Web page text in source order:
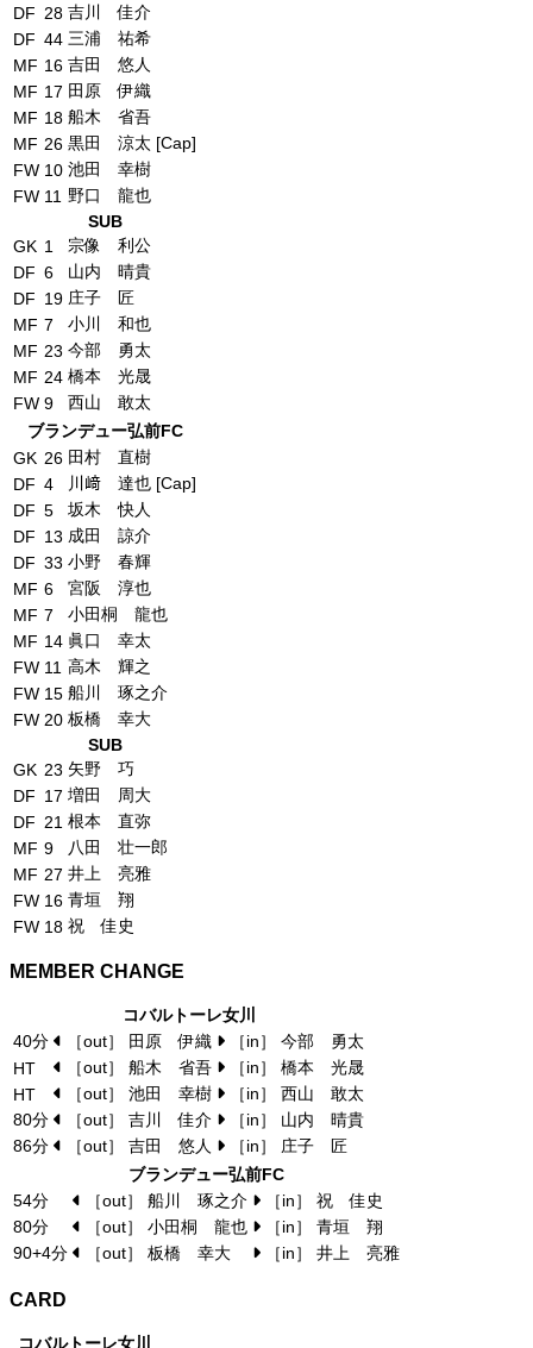
DF 28 吉川 佳介
DF 44 三浦 祐希
MF 16 吉田 悠人
MF 17 田原 伊織
MF 18 船木 省吾
MF 26 黒田 涼太 [Cap]
FW 10 池田 幸樹
FW 11 野口 龍也
SUB
GK 1
宗像 利公
DF 6
山内 晴貴
DF 19 庄子 匠
MF 7
小川 和也
MF 23 今部 勇太
MF 24 橋本 光晟
FW 9
西山 敢太
ブランデュー弘前FC
GK 26 田村 直樹
DF 4
川﨑 達也 [Cap]
DF 5
坂木 快人
DF 13 成田 諒介
DF 33 小野 春輝
MF 6
宮阪 淳也
MF 7
小田桐 龍也
MF 14 眞口 幸太
FW 11 高木 輝之
FW 15 船川 琢之介
FW 20 板橋 幸大
SUB
GK 23 矢野 巧
DF 17 増田 周大
DF 21 根本 直弥
MF 9
八田 壮一郎
MF 27 井上 亮雅
FW 16 青垣 翔
FW 18 祝 佳史
MEMBER CHANGE
コバルトーレ女川
40分
［out］ 田原 伊織
［in］ 今部 勇太
HT
［out］ 船木 省吾
［in］ 橋本 光晟
HT
［out］ 池田 幸樹
［in］ 西山 敢太
80分
［out］ 吉川 佳介
［in］ 山内 晴貴
86分
［out］ 吉田 悠人
［in］ 庄子 匠
ブランデュー弘前FC
54分
［out］ 船川 琢之介
［in］ 祝 佳史
80分
［out］ 小田桐 龍也
［in］ 青垣 翔
90+4分
［out］ 板橋 幸大 ［in］ 井上 亮雅
CARD
コバルトーレ女川